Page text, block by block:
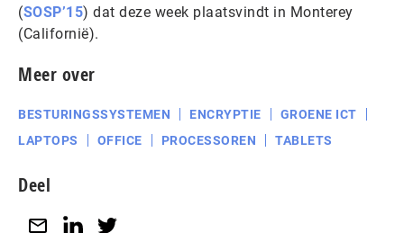
(SOSP’15) dat deze week plaatsvindt in Monterey
(Californië).
Meer over
BESTURINGSSYSTEMEN ENCRYPTIE
GROENE ICT
LAPTOPS
OFFICE PROCESSOREN TABLETS
Deel